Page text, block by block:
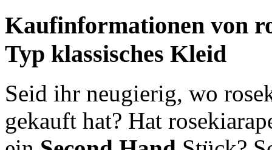
Kaufinformationen von
Typ klassisches Kleid
Seid ihr neugierig, wo
gekauft hat? Hat